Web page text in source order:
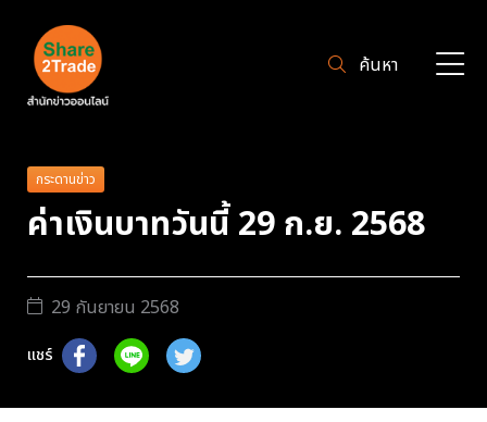
ค้นหา
กระดานข่าว
ค่าเงินบาทวันนี้ 29 ก.ย. 2568
29 กันยายน 2568
แชร์